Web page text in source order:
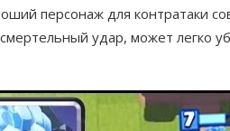
персонаж для контратаки
удар, может легко